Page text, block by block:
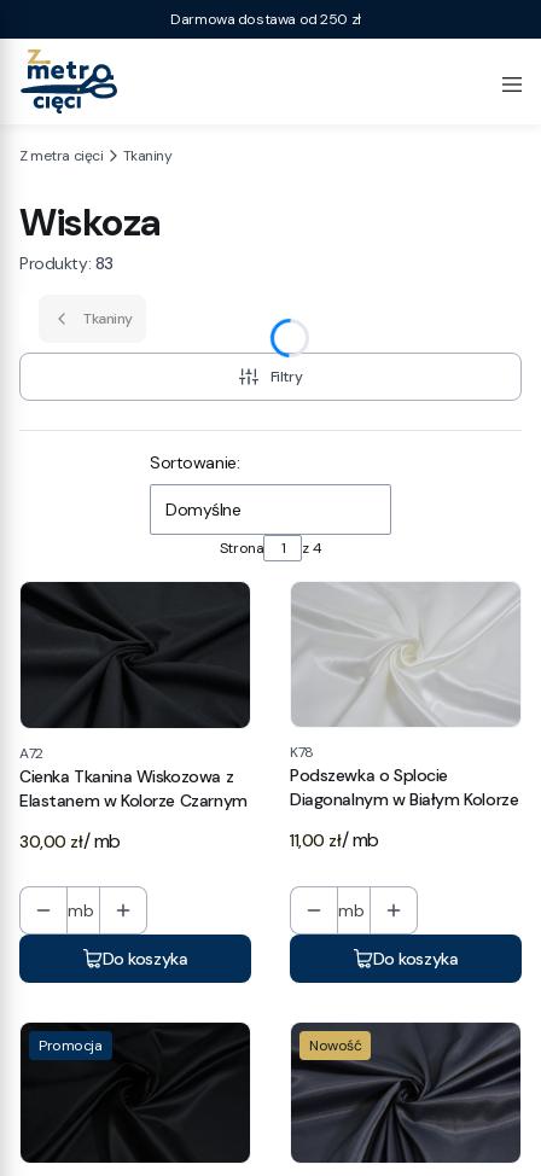
Darmowa dostawa od 250 zł
Z metra cięci Tkaniny
Wiskoza
Produkty: 83
Tkaniny
Filtry
Lista produktów
Sortowanie:
Domyślne
Strona z 4
A72
Cienka Tkanina Wiskozowa z
Elastanem w Kolorze Czarnym
Cena
30,00 zł/ mb
mb
Do koszyka
K78
Podszewka o Splocie
Diagonalnym w Białym Kolorze
Cena
11,00 zł/ mb
mb
Do koszyka
Promocja Nowość